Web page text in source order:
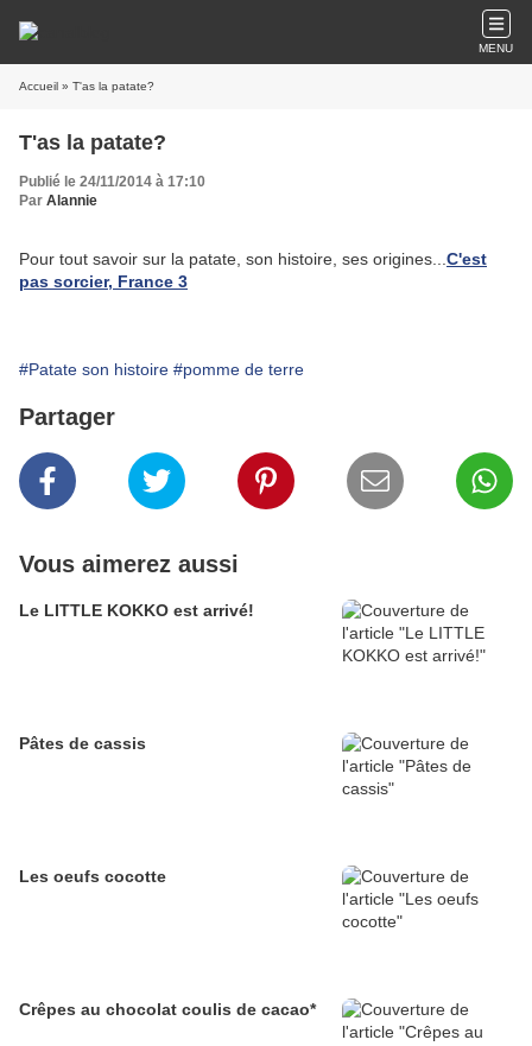
MENU
Accueil » T'as la patate?
T'as la patate?
Publié le 24/11/2014 à 17:10
Par Alannie
Pour tout savoir sur la patate, son histoire, ses origines... C'est
pas sorcier, France 3
#Patate son histoire #pomme de terre
Partager
Vous aimerez aussi
Le LITTLE KOKKO est arrivé!
Pâtes de cassis
Les oeufs cocotte
Crêpes au chocolat coulis de cacao*